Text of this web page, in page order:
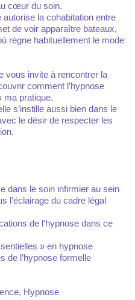
cœur du soin.
la cohabitation entre
de voir apparaître bateaux,
règne habituellement le mode
vous invite à rencontrer la
comment l’hypnose
ma pratique.
s’instille aussi bien dans le
le désir de respecter les
dans le soin infirmier au sein
l’éclairage du cadre légal
de l’hypnose dans ce
» en hypnose
de l’hypnose formelle
Hypnose